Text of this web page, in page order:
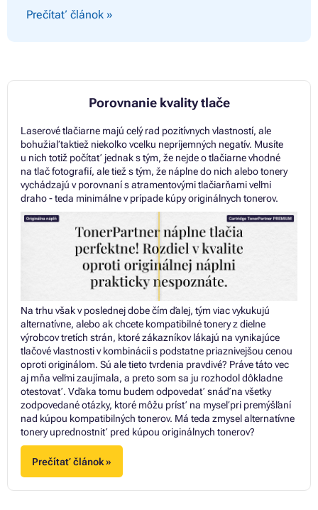
Prečítať článok »
Porovnanie kvality tlače
Laserové tlačiarne majú celý rad pozitívnych vlastností, ale
bohužiaľ taktiež niekoľko vcelku nepríjemných negatív. Musíte
u nich totiž počítať jednak s tým, že nejde o tlačiarne vhodné
na tlač fotografií, ale tiež s tým, že náplne do nich alebo tonery
vychádzajú v porovnaní s atramentovými tlačiarňami veľmi
draho - teda minimálne v prípade kúpy originálnych tonerov.
Na trhu však v poslednej dobe čím ďalej, tým viac vykukujú
alternatívne, alebo ak chcete kompatibilné tonery z dielne
výrobcov tretích strán, ktoré zákazníkov lákajú na vynikajúce
tlačové vlastnosti v kombinácii s podstatne priaznivejšou cenou
oproti originálom. Sú ale tieto tvrdenia pravdivé? Práve táto vec
aj mňa veľmi zaujímala, a preto som sa ju rozhodol dôkladne
otestovať. Vďaka tomu budem odpovedať snáď na všetky
zodpovedané otázky, ktoré môžu prísť na myseľ pri premýšľaní
nad kúpou kompatibilných tonerov. Má teda zmysel alternatívne
tonery uprednostniť pred kúpou originálnych tonerov?
Prečítať článok »